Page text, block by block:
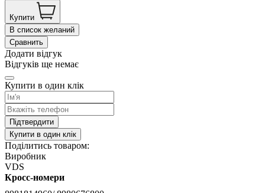
Купити
В список желаний
Сравнить
Додати відгук
Відгуків ще немає
Купити в один клік
Підтвердити
Купити в один клік
Поділитись товаром:
Виробник
VDS
Кросс-номери